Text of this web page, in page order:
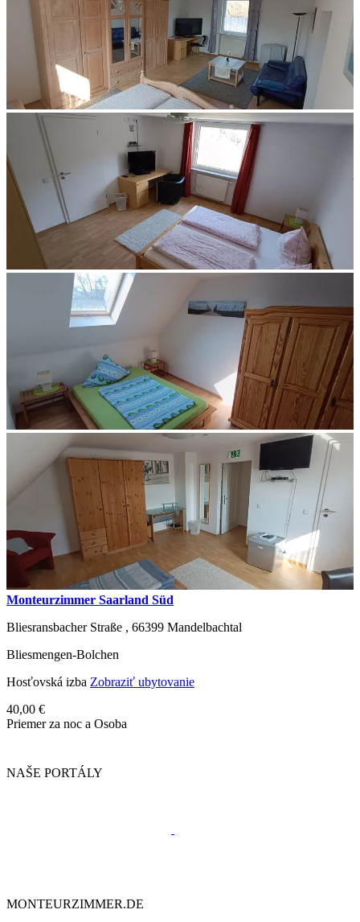
Monteurzimmer Saarland Süd
Bliesransbacher Straße , 66399 Mandelbachtal
Bliesmengen-Bolchen
Hosťovská izba Zobraziť ubytovanie
40,00 €
Priemer za noc a Osoba
NAŠE PORTÁLY
MONTEURZIMMER.DE